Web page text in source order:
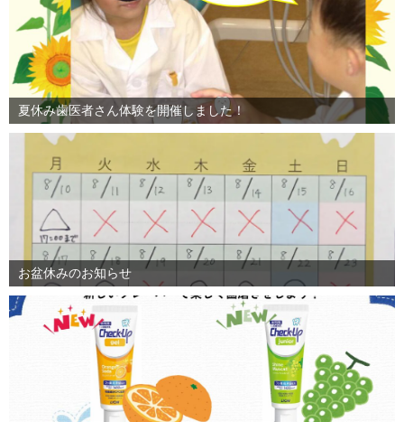
夏休み歯医者さん体験を開催しました！
お盆休みのお知らせ